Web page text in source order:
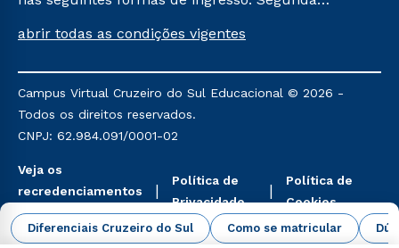
Diferenciais Cruzeiro do Sul Como se matricular
Já para as demais, a taxa de matrícula será de R$
mencionadas são referentes aos cursos: Ensino
Religioso, Geografia para a Docência e Metodologia
do Ensino de História: Questões Atuais.
abrir todas as condições vigentes
Campus Virtual Cruzeiro do Sul Educacional © 2026 -
Todos os direitos reservados.
CNPJ: 62.984.091/0001-02
Veja os
recredenciamentos
aqui
Política de
Privacidade
Política de
Cookies